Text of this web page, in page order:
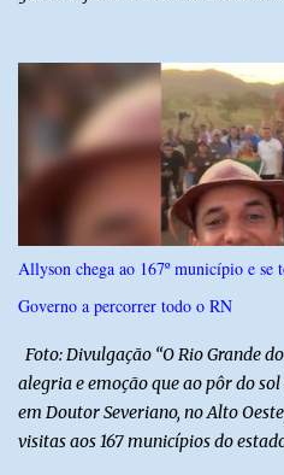
públicos que participam dos
lobista esteve no Palácio do
Desenvolvimento Social,
sócio de Lulinha. Os encontros
oficiais. Fábio Luís é alvo de
30, a pedido da PF, que apura se
para defender interesses
pública. Segundo a Polícia Federal,
ajuda de Luchsinger e se
Allyson chega ao 167º município e se
Governo a percorrer todo o RN
Foto: Divulgação “O Rio Grande
alegria e emoção que ao pôr do
em Doutor Severiano, no Alto
visitas aos 167 municípios do